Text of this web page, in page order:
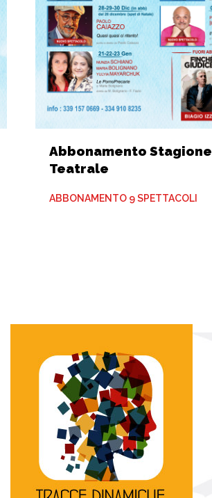
Abbonamento Stagione
Teatrale
ABBONAMENTO 9 SPETTACOLI
Tracce dinamiche
Tracce Dinamiche è una
rassegna di teatro
d’innovazione e sperimentale.
Continua